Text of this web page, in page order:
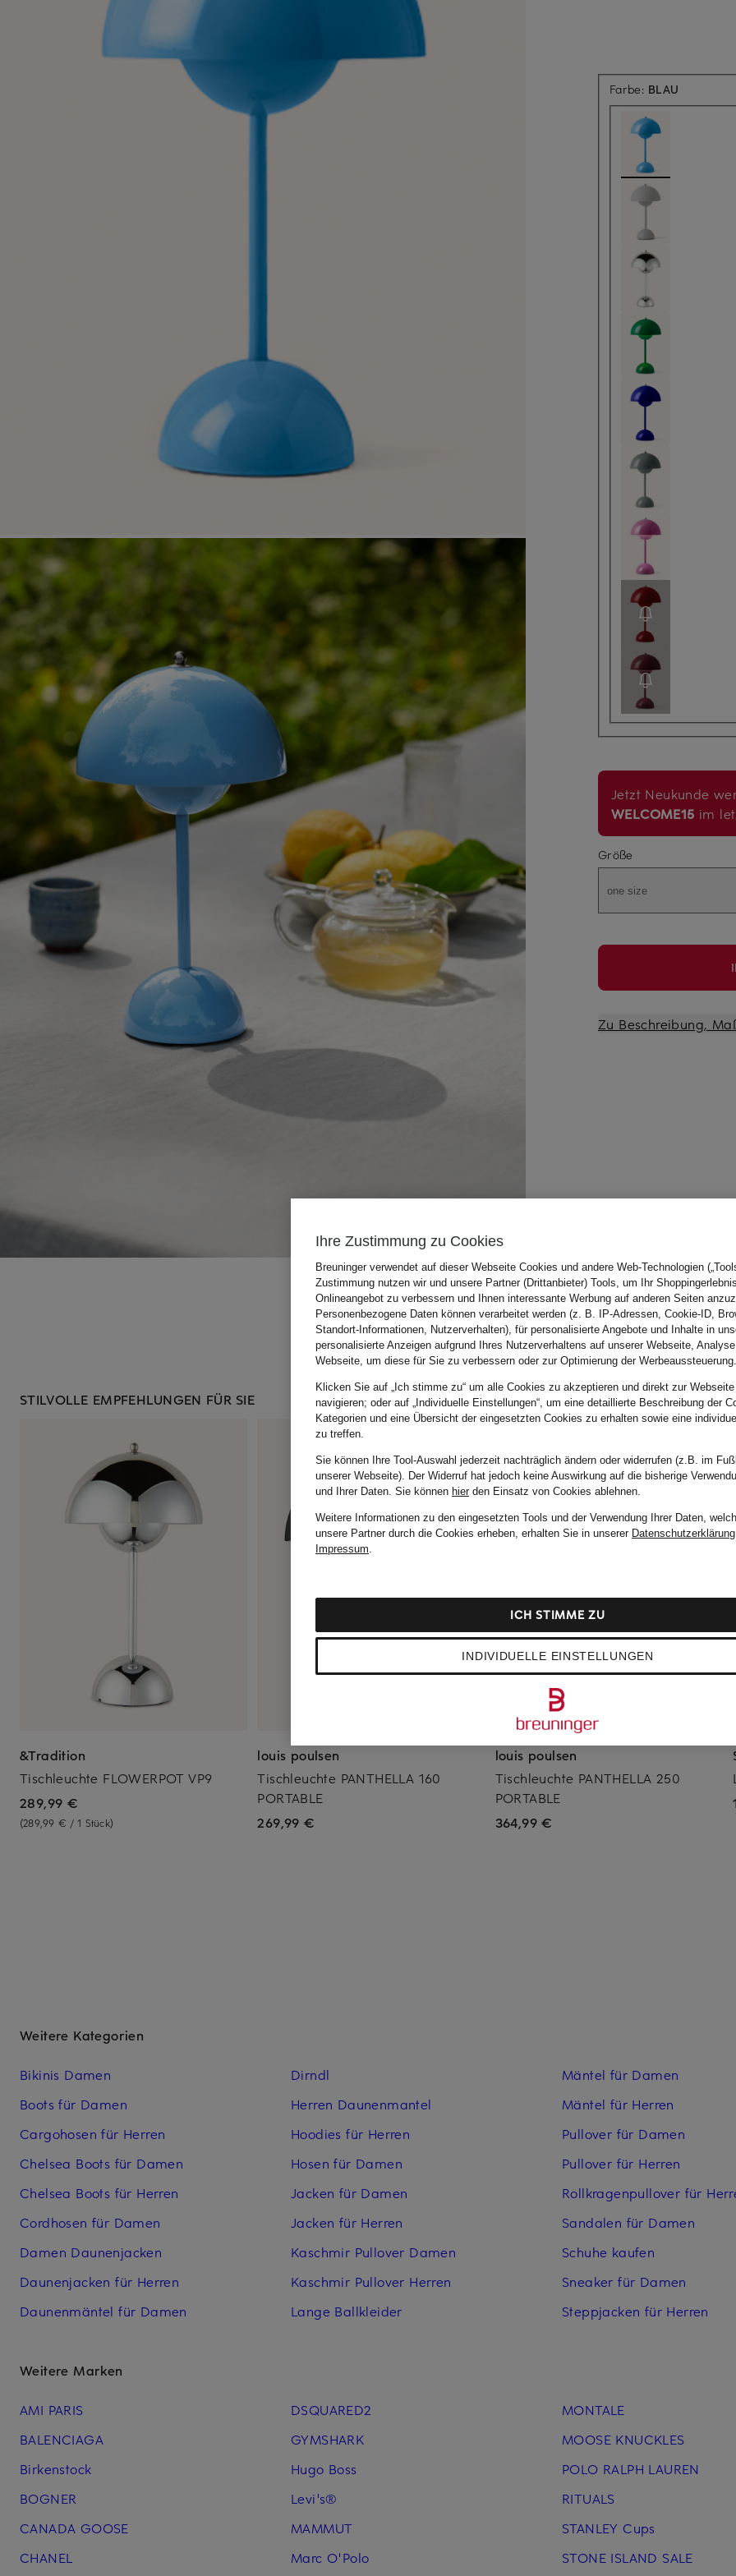
Farbe: BLAU
Jetzt Neukunde
WELCOME15 im
Größe
one size
Zu Beschreibung,
STILVOLLE EMPFEHLUNGEN FÜR SIE
&Tradition
Tischleuchte FLOWERPOT VP9
289,99 €
(289,99 € / 1 Stück)
louis poulsen
Tischleuchte PANTHELLA 160
PORTABLE
269,99 €
louis poulsen
Tischleuchte PANTHELLA 250
PORTABLE
364,99 €
Weitere Kategorien
Bikinis Damen
Boots für Damen
Cargohosen für Herren
Chelsea Boots für Damen
Chelsea Boots für Herren
Cordhosen für Damen
Damen Daunenjacken
Daunenjacken für Herren
Daunenmäntel für Damen
Dirndl
Herren Daunenmantel
Hoodies für Herren
Hosen für Damen
Jacken für Damen
Jacken für Herren
Kaschmir Pullover Damen
Kaschmir Pullover Herren
Lange Ballkleider
Mäntel für Damen
Mäntel für Herren
Pullover für Damen
Pullover für Herren
Rollkragenpullover für
Sandalen für Damen
Schuhe kaufen
Sneaker für Damen
Steppjacken für Herren
Weitere Marken
AMI PARIS
BALENCIAGA
Birkenstock
BOGNER
CANADA GOOSE
CHANEL
DSQUARED2
GYMSHARK
Hugo Boss
Levi's®
MAMMUT
Marc O'Polo
MONTALE
MOOSE KNUCKLES
POLO RALPH LAUREN
RITUALS
STANLEY Cups
STONE ISLAND SALE
Ihre Zustimmung zu Cookies
Breuninger verwendet auf dieser Webseite Cookies und andere Web-Technologien
Zustimmung nutzen wir und unsere Partner (Drittanbieter) Tools, um Ihr
Onlineangebot zu verbessern und Ihnen interessante Werbung auf anderen Seiten
Personenbezogene Daten können verarbeitet werden (z. B. IP-Adressen, Cookie-ID,
Standort-Informationen, Nutzerverhalten), für personalisierte Angebote und Inhalte in
personalisierte Anzeigen aufgrund Ihres Nutzerverhaltens auf unserer Webseite,
Webseite, um diese für Sie zu verbessern oder zur Optimierung der Werbeaussteuerung.
Klicken Sie auf „Ich stimme zu“ um alle Cookies zu akzeptieren und direkt zur
navigieren; oder auf „Individuelle Einstellungen“, um eine detaillierte Beschreibung der
Kategorien und eine Übersicht der eingesetzten Cookies zu erhalten sowie eine
zu treffen.
Sie können Ihre Tool-Auswahl jederzeit nachträglich ändern oder widerrufen (z.B. im
unserer Webseite). Der Widerruf hat jedoch keine Auswirkung auf die bisherige
und Ihrer Daten. Sie können hierden Einsatz von Cookies ablehnen.
Weitere Informationen zu den eingesetzten Tools und der Verwendung Ihrer Daten,
unsere Partner durch die Cookies erheben, erhalten Sie in unserer Datenschutzerklärung
Impressum.
INDIVIDUELLE EINSTELLUNGEN
ICH STIMME ZU